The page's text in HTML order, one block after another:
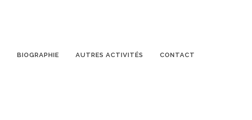
BIOGRAPHIE AUTRES ACTIVITÉS CONTACT